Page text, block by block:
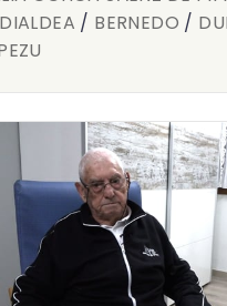
/ BERNEDO /